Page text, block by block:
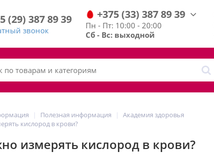
(29) 3878939
звонок
+375(33) 3878939
Пн - Пт: 10:00 - 20:00
Сб - Вс: выходной
Полезная информация
Академия здоровья
кислород в крови?
измерять кислород в крови?